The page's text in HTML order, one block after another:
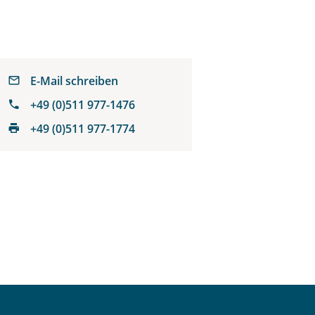
E-Mail schreiben
+49 (0)511 977-1476
+49 (0)511 977-1774